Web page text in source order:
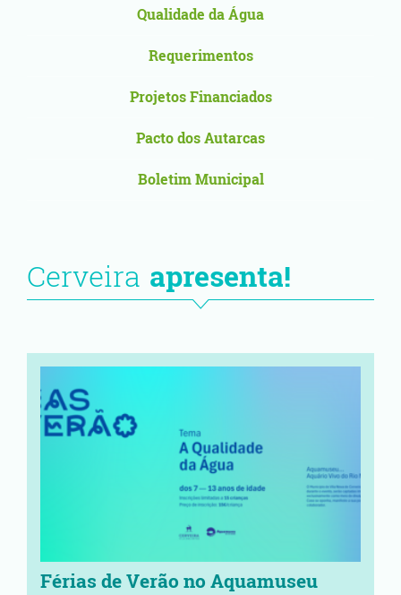
Qualidade da Água
Requerimentos
Projetos Financiados
Pacto dos Autarcas
Boletim Municipal
Cerveira apresenta!
Férias de Verão no Aquamuseu